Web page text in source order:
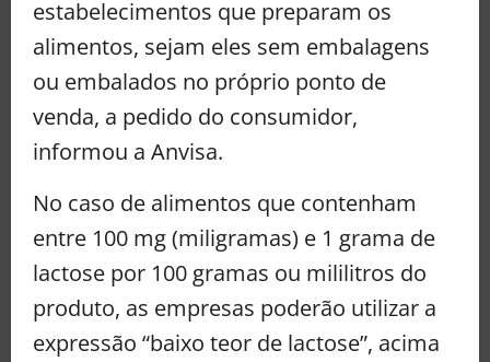
estabelecimentos que preparam os
alimentos, sejam eles sem embalagens
ou embalados no próprio ponto de
venda, a pedido do consumidor,
informou a Anvisa.
No caso de alimentos que contenham
entre 100 mg (miligramas) e 1 grama de
lactose por 100 gramas ou mililitros do
produto, as empresas poderão utilizar a
expressão “baixo teor de lactose”, acima